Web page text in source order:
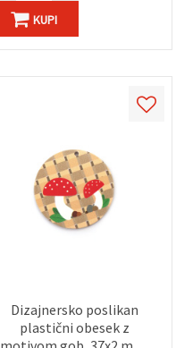
KUPI
Dizajnersko poslikan
plastični obesek z